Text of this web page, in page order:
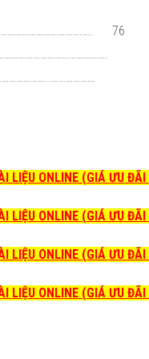
76
LIỆU ONLINE (GIÁ ƯU
LIỆU ONLINE (GIÁ ƯU
LIỆU ONLINE (GIÁ ƯU
LIỆU ONLINE (GIÁ ƯU